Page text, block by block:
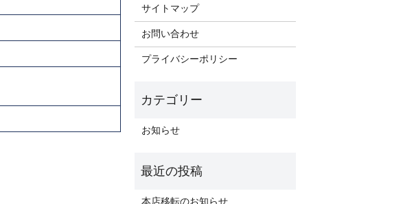
サイトマップ
お問い合わせ
プライバシーポリシー
お知らせ
本店移転のお知らせ